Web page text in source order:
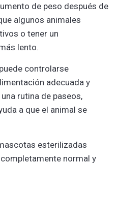
de peso después de
algunos animales
o tener un
lento.
controlarse
adecuada y
rutina de paseos,
a que el animal se
esterilizadas
normal y